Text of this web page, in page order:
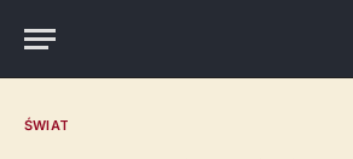
ŚWIAT